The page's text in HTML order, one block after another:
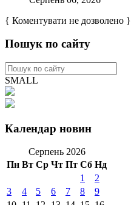
{ Коментувати не дозволено }
Пошук по сайту
SMALL
Календар новин
Серпень 2026
Пн Вт Ср Чт Пт Сб Нд
1
2
3
4 5 6 7 8
9